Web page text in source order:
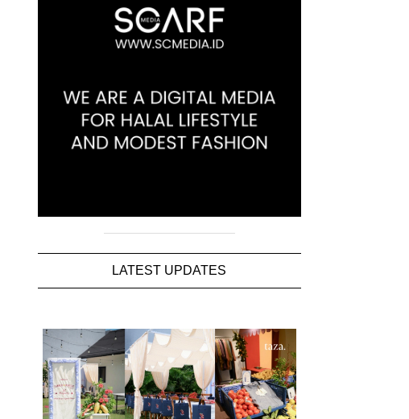
LATEST UPDATES